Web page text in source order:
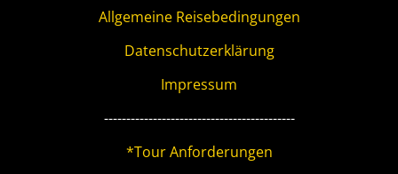
Allgemeine Reisebedingungen
Datenschutzerklärung
Impressum
-------------------------------------------
*Tour Anforderungen